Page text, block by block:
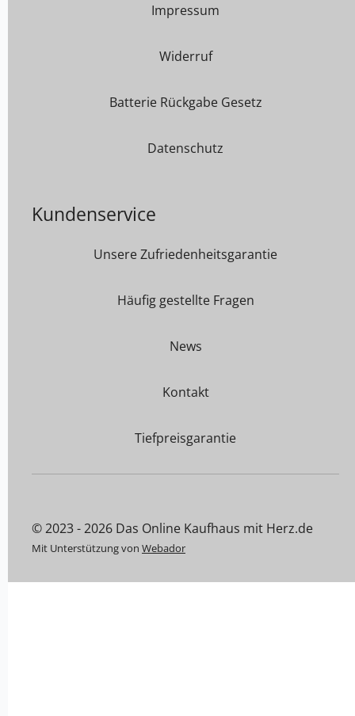
Impressum
Widerruf
Batterie Rückgabe Gesetz
Datenschutz
Kundenservice
Unsere Zufriedenheitsgarantie
Häufig gestellte Fragen
News
Kontakt
Tiefpreisgarantie
© 2023 - 2026 Das Online Kaufhaus mit Herz.de
Mit Unterstützung von Webador